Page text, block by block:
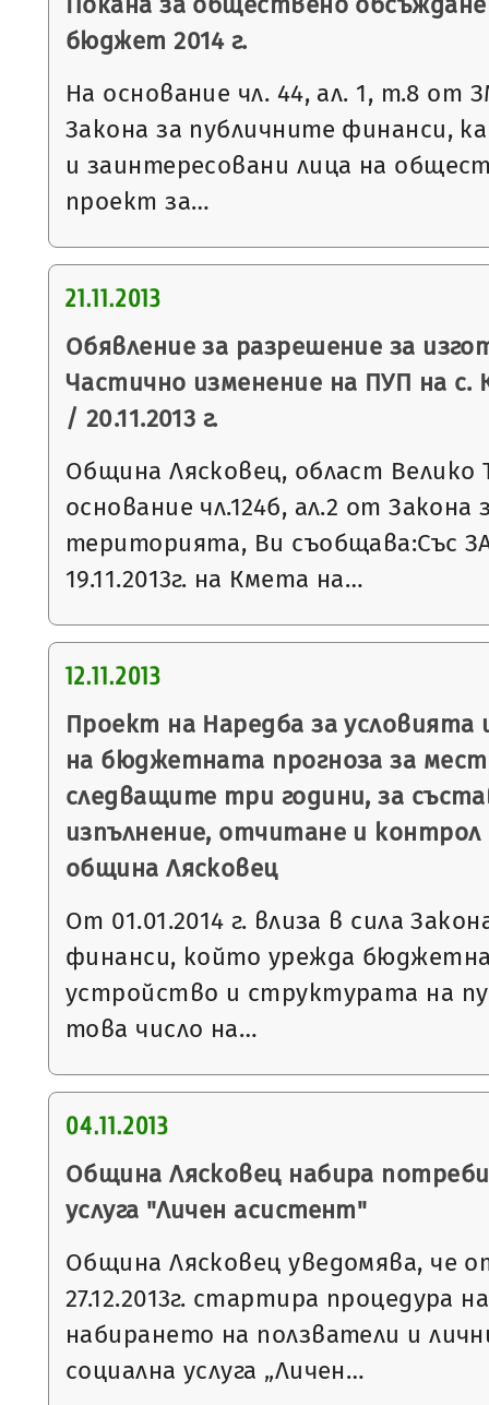
бюджет 2014 г.
На основание чл. 44, ал. 1, т.8 от
Закона за публичните финанси,
и заинтересовани лица на
проект за…
21.11.2013
Обявление за разрешение за
Частично изменение на ПУП на с.
/ 20.11.2013 г.
Община Лясковец, област Велико
основание чл.124б, ал.2 от
територията, Ви съобщава:Със
19.11.2013г. на Кмета на…
12.11.2013
Проект на Наредба за условията
на бюджетната прогноза за
следващите три години, за
изпълнение, отчитане и
община Лясковец
От 01.01.2014 г. влиза в сила
финанси, който урежда
устройство и структурата на
това число на…
04.11.2013
Община Лясковец набира
услуга "Личен асистент"
Община Лясковец уведомява, че от
27.12.2013г. стартира процедура
набирането на ползватели и
социална услуга „Личен…